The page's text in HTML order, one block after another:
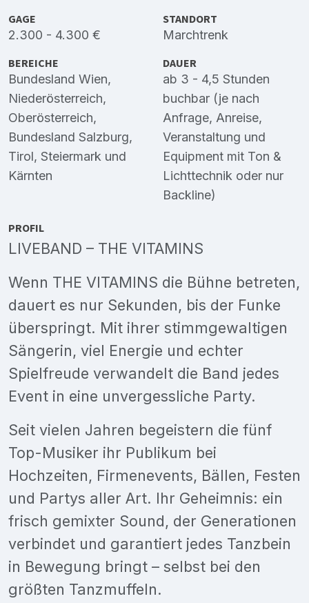
GAGE
2.300 - 4.300 €
STANDORT
Marchtrenk
BEREICHE
Bundesland Wien,
Niederösterreich,
Oberösterreich,
Bundesland Salzburg,
Tirol, Steiermark und
Kärnten
DAUER
ab 3 - 4,5 Stunden
buchbar (je nach
Anfrage, Anreise,
Veranstaltung und
Equipment mit Ton &
Lichttechnik oder nur
Backline)
PROFIL
LIVEBAND – THE VITAMINS
Wenn THE VITAMINS die Bühne betreten,
dauert es nur Sekunden, bis der Funke
überspringt. Mit ihrer stimmgewaltigen
Sängerin, viel Energie und echter
Spielfreude verwandelt die Band jedes
Event in eine unvergessliche Party.
Seit vielen Jahren begeistern die fünf
Top-Musiker ihr Publikum bei
Hochzeiten, Firmenevents, Bällen, Festen
und Partys aller Art. Ihr Geheimnis: ein
frisch gemixter Sound, der Generationen
verbindet und garantiert jedes Tanzbein
in Bewegung bringt – selbst bei den
größten Tanzmuffeln.